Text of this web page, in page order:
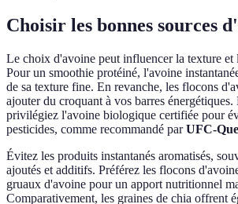
Choisir les bonnes sources
Le choix d'avoine peut influencer la texture et
Pour un smoothie protéiné, l'avoine
de sa texture fine. En revanche, les flocons
ajouter du croquant à vos barres énergétiques.
privilégiez l'avoine biologique certifiée pour
pesticides, comme recommandé parUFC-
Évitez les produits instantanés aromatisés,
ajoutés et additifs. Préférez les flocons
gruaux d'avoine pour un apport nutritionnel
Comparativement, les graines de chia offrent